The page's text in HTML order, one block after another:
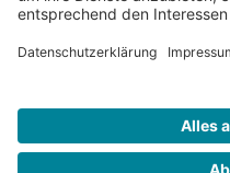
© 2026 TANKCHECKER.DE